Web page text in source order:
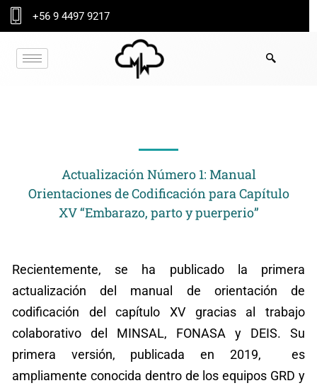
+56 9 4497 9217
Actualización Número 1: Manual
Orientaciones de Codificación para Capítulo
XV “Embarazo, parto y puerperio”
Recientemente, se ha publicado la primera
actualización del manual de orientación de
codificación del capítulo XV gracias al trabajo
colaborativo del MINSAL, FONASA y DEIS. Su
primera versión, publicada en 2019, es
ampliamente conocida dentro de los equipos GRD y